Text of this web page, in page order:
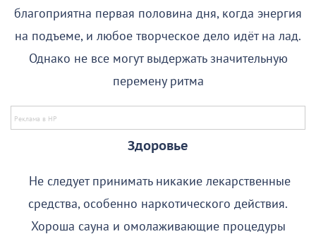
благоприятна первая половина дня, когда энергия
на подъеме, и любое творческое дело идёт на лад.
Однако не все могут выдержать значительную
перемену ритма
Здоровье
Не следует принимать никакие лекарственные
средства, особенно наркотического действия.
Хороша сауна и омолаживающие процедуры